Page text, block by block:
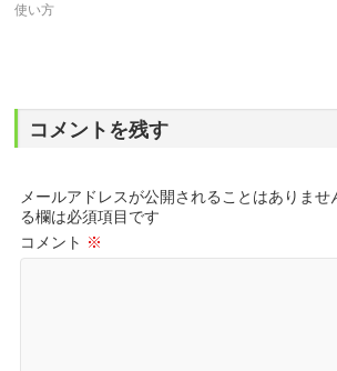
使い方
コメントを残す
メールアドレスが公開されることはありませ
る欄は必須項目です
コメント ※